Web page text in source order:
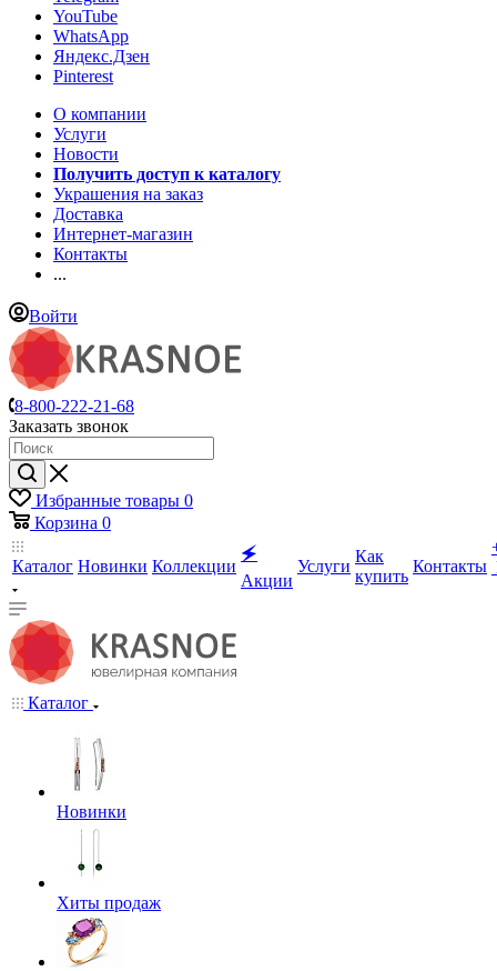
YouTube
WhatsApp
Яндекс.Дзен
Pinterest
О компании
Услуги
Новости
Получить доступ к каталогу
Украшения на заказ
Доставка
Интернет-магазин
Контакты
...
Войти
8-800-222-21-68
Заказать звонок
Избранные товары 0
Корзина 0
Каталог Новинки Коллекции
🗲
Акции
Услуги
Как
купить
Контакты
Каталог
Новинки
Хиты продаж